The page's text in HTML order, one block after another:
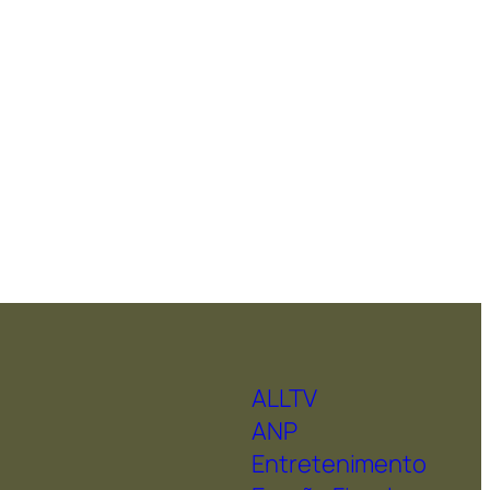
ALLTV
ANP
Entretenimento